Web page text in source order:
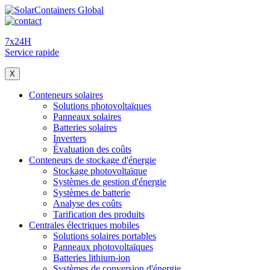
7x24H
Service rapide
X
Conteneurs solaires
Solutions photovoltaïques
Panneaux solaires
Batteries solaires
Inverters
Évaluation des coûts
Conteneurs de stockage d'énergie
Stockage photovoltaïque
Systèmes de gestion d'énergie
Systèmes de batterie
Analyse des coûts
Tarification des produits
Centrales électriques mobiles
Solutions solaires portables
Panneaux photovoltaïques
Batteries lithium-ion